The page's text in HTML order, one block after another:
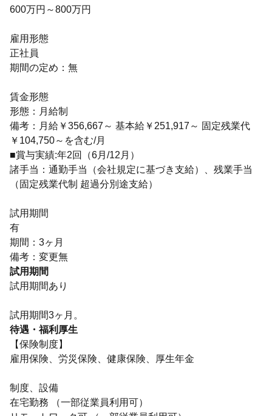
600万円～800万円
雇用形態
正社員
期間の定め：無
賃金形態
形態：月給制
備考：月給￥356,667～ 基本給￥251,917～ 固定残業代
￥104,750～を含む/月
■賞与実績:年2回（6月/12月）
諸手当：通勤手当（会社規定に基づき支給）、残業手当
（固定残業代制 超過分別途支給）
試用期間
有
期間：3ヶ月
備考：変更無
試用期間
試用期間あり
試用期間3ヶ月。
待遇・福利厚生
【保険制度】
雇用保険、労災保険、健康保険、厚生年金
制度、設備
在宅勤務 （一部従業員利用可）